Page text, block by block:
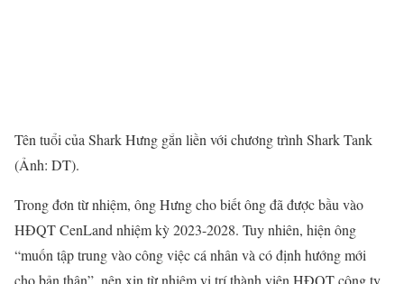
Tên tuổi của Shark Hưng gắn liền với chương trình Shark Tank
(Ảnh: DT).
Trong đơn từ nhiệm, ông Hưng cho biết ông đã được bầu vào
HĐQT CenLand nhiệm kỳ 2023-2028. Tuy nhiên, hiện ông
“muốn tập trung vào công việc cá nhân và có định hướng mới